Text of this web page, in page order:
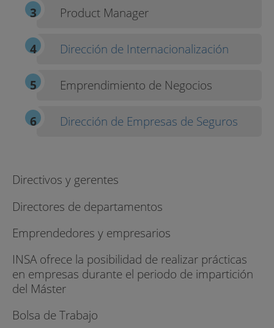
Product Manager
Dirección de Internacionalización
Emprendimiento de Negocios
Dirección de Empresas de Seguros
Directivos y gerentes
Directores de departamentos
Emprendedores y empresarios
INSA ofrece la posibilidad de realizar prácticas
en empresas durante el periodo de impartición
del Máster
Bolsa de Trabajo